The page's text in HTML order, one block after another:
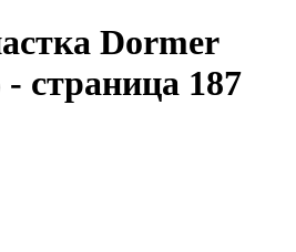
Dormer
страница 187